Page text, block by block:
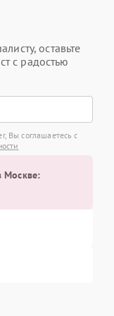
оставьте
с радостью
Вы соглашаетесь с
Москве: